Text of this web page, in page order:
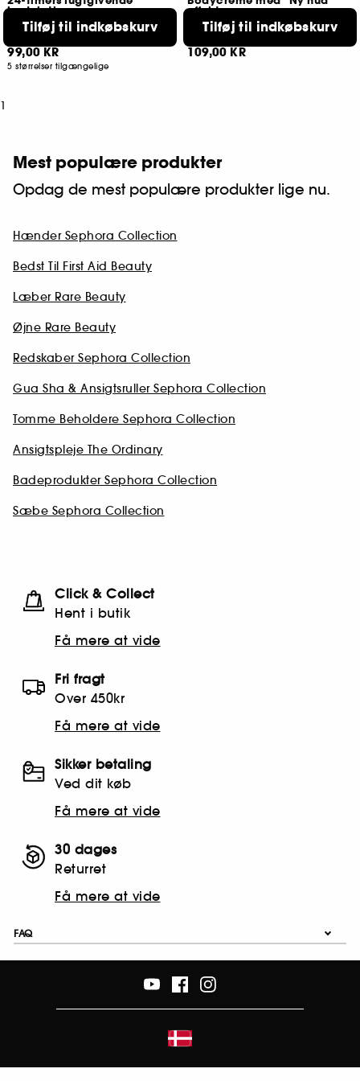
bodylotion
nærende og glattende
99,00 KR
5 størrelser tilgængelige
Tilføj til indkøbskurv
effekt
Fugtning i 12 timer
109,00 KR
Tilføj til indkøbskurv
1
Mest populære produkter
Opdag de mest populære produkter lige nu.
Hænder Sephora Collection
Bedst Til First Aid Beauty
Læber Rare Beauty
Øjne Rare Beauty
Redskaber Sephora Collection
Gua Sha & Ansigtsruller Sephora Collection
Tomme Beholdere Sephora Collection
Ansigtspleje The Ordinary
Badeprodukter Sephora Collection
Sæbe Sephora Collection
Click & Collect
Hent i butik
Få mere at vide
Fri fragt
Over 450kr
Få mere at vide
Sikker betaling
Ved dit køb
Få mere at vide
30 dages
Returret
Få mere at vide
FAQ